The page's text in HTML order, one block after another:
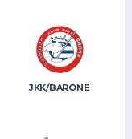
JKK/BARONE